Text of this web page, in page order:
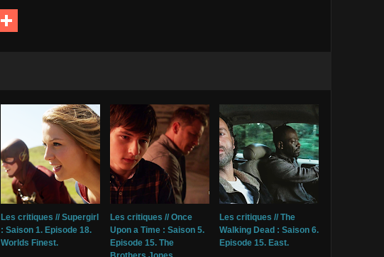
Les critiques // Supergirl
: Saison 1. Episode 18.
Worlds Finest.
Les critiques // Once
Upon a Time : Saison 5.
Episode 15. The
Les critiques // The
Walking Dead : Saison 6.
Episode 15. East.